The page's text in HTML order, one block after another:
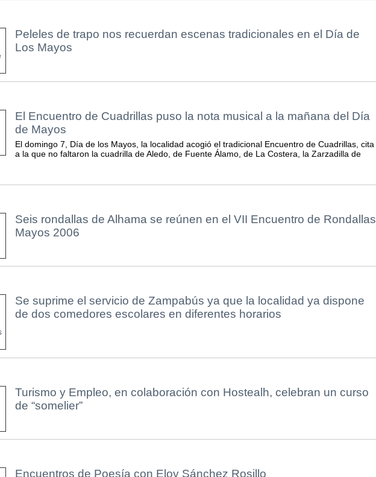
Peleles de trapo nos recuerdan escenas tradicionales en el Día de
Los Mayos
El Encuentro de Cuadrillas puso la nota musical a la mañana del Día
de Mayos
El domingo 7, Día de los Mayos, la localidad acogió el tradicional Encuentro de Cuadrillas, cita
a la que no faltaron la cuadrilla de Aledo, de Fuente Álamo, de La Costera, la Zarzadilla de
Seis rondallas de Alhama se reúnen en el VII Encuentro de Rondallas
Mayos 2006
Se suprime el servicio de Zampabús ya que la localidad ya dispone
de dos comedores escolares en diferentes horarios
Turismo y Empleo, en colaboración con Hostealh, celebran un curso
de “somelier”
Encuentros de Poesía con Eloy Sánchez Rosillo